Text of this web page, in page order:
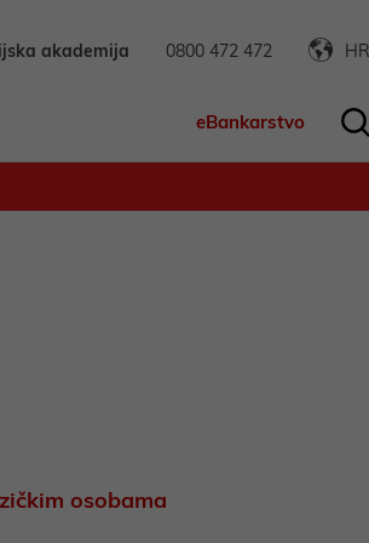
akademija 0800 472 472 HR
eBankarstvo
osobama